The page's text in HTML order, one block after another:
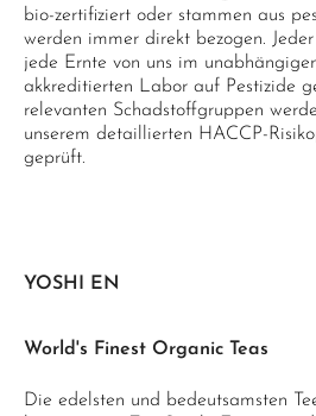
bio-zertifiziert oder stammen aus
werden immer direkt bezogen.
jede Ernte von uns im
akkreditierten Labor auf Pestizide
relevanten Schadstoffgruppen
unserem detaillierten HACCP-
geprüft.
YOSHI EN
World's Finest Organic Teas
Die edelsten und bedeutsamsten